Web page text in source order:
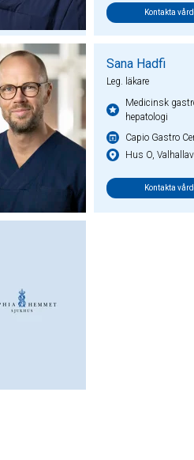
Kontakta
Sana Hadfi
Leg. läkare
Medicinsk
hepatologi
Capio Gastro
Hus O,
Kontakta